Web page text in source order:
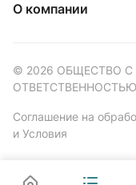
О компании
© 2026 ОБЩЕСТВО
Соглашение на
и Условия